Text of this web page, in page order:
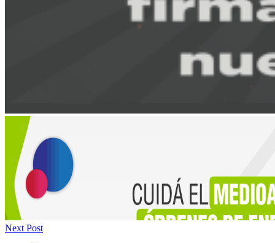
Next Post